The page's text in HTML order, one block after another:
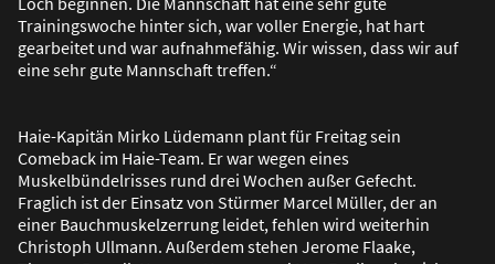
Trainingswoche hinter sich, war voller Energie, hat hart
gearbeitet und war aufnahmefähig. Wir wissen, dass wir auf
eine sehr gute Mannschaft treffen.“
Haie-Kapitän Mirko Lüdemann plant für Freitag sein
Comeback im Haie-Team. Er war wegen eines
Muskelbündelrisses rund drei Wochen außer Gefecht.
Fraglich ist der Einsatz von Stürmer Marcel Müller, der an
einer Bauchmuskelzerrung leidet, fehlen wird weiterhin
Christoph Ullmann. Außerdem stehen Jerome Flaake,